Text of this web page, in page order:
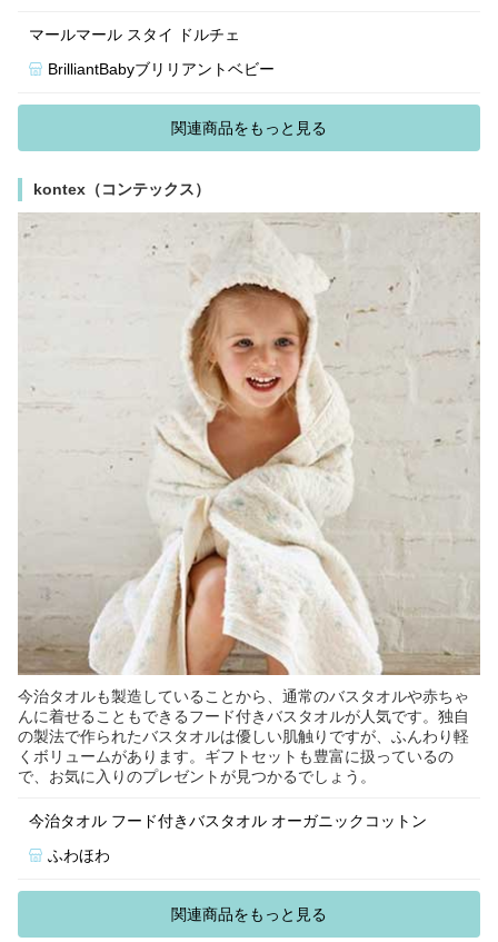
マールマール スタイ ドルチェ
BrilliantBabyブリリアントベビー
関連商品をもっと見る
kontex（コンテックス）
今治タオルも製造していることから、通常のバスタオルや赤ちゃ
んに着せることもできるフード付きバスタオルが人気です。独自
の製法で作られたバスタオルは優しい肌触りですが、ふんわり軽
くボリュームがあります。ギフトセットも豊富に扱っているの
で、お気に入りのプレゼントが見つかるでしょう。
今治タオル フード付きバスタオル オーガニックコットン
ふわほわ
関連商品をもっと見る